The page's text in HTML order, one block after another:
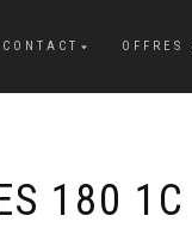
CONTACT OFFRES
180 1C